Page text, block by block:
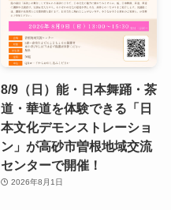
8/9（日）能・日本舞踊・茶
道・華道を体験できる「日
本文化デモンストレーショ
ン」が高砂市曽根地域交流
センターで開催！
2026年8月1日